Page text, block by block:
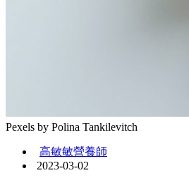
Pexels by Polina Tankilevitch
高敏敏營養師
2023-03-02